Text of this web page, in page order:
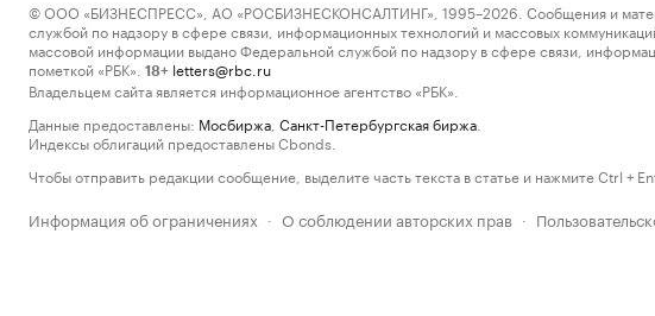
© ООО «БИЗНЕСПРЕСС», АО «РОСБИЗНЕСКОНСАЛТИНГ», 1995–2026. Сообщения и
службой по надзору в сфере связи, информационных технологий и массовых
массовой информации выдано Федеральной службой по надзору в сфере связи,
пометкой «РБК».
18+ letters@rbc.ru
Владельцем сайта является информационное агентство «РБК».
Данные предоставлены: Мосбиржа Санкт-Петербургская биржа
Индексы облигаций предоставлены Cbonds.
Чтобы отправить редакции сообщение, выделите часть текста в статье и нажмите Ctrl +
Информация об ограничениях · О соблюдении авторских прав ·